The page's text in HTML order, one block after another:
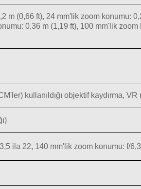
m (0,66 ft), 24 mm'lik zoom konumu:
0,36 m (1,19 ft), 100 mm'lik
kullanıldığı objektif kaydırma,
ila 22, 140 mm'lik zoom konumu: f/